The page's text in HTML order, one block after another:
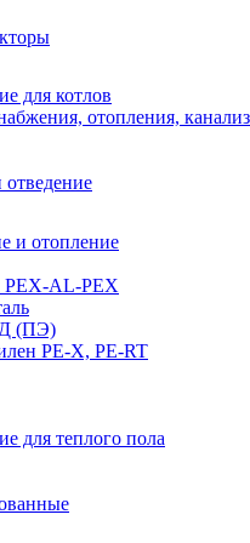
для котлов
отопления,
и отопление
PEX-AL-PEX
(ПЭ)
PE-X, PE-RT
для теплого пола